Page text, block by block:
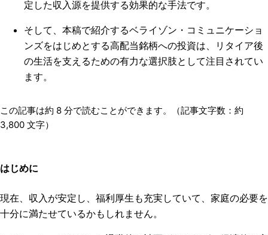
定した収入源を提供する効果的な手法です。
そして、本稿で紹介するベライゾン・コミュニケーショ
ンズをはじめとする高配当銘柄への投資は、リタイア後
の生活を支えるための有力な選択肢として注目されてい
ます。
この記事は約 8 分で読むことができます。（記事文字数：約
3,800 文字）
はじめに
現在、収入が安定し、福利厚生も充実していて、家庭の必要を
十分に満たせているかもしれません。